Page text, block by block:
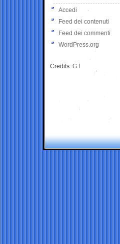
Accedi
Feed dei contenuti
Feed dei commenti
WordPress.org
Credits: G.I